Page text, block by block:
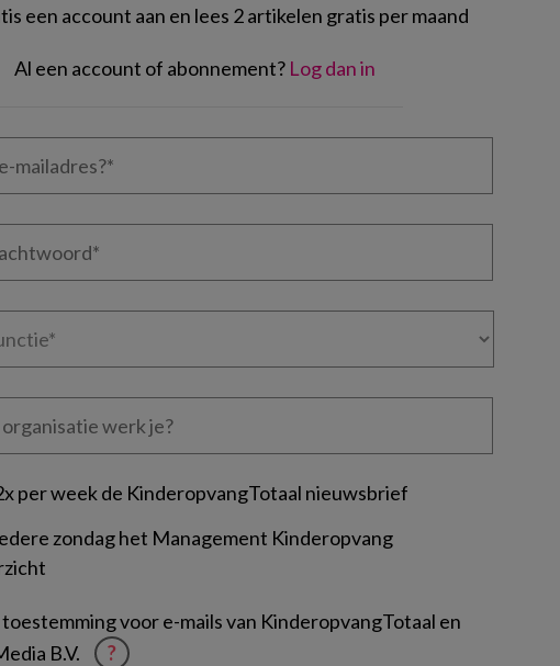
een account aan en lees 2 artikelen gratis per maand
Al een account of abonnement? Log dan in
per week de KinderopvangTotaal nieuwsbrief
zondag het Management Kinderopvang
toestemming voor e-mails van KinderopvangTotaal en
B.V.
?